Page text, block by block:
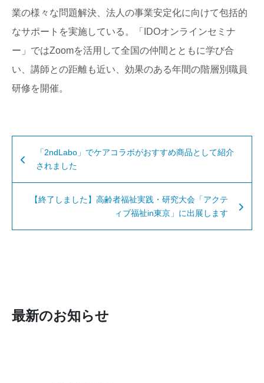
業の様々な問題解決、法人の事業安定化に向けて包括的
なサポートを実施している。「IDOオンラインセミナ
ー」ではZoomを活用して全国の仲間とともに学び合
い、講師との距離も近い、効果のある年間の階層別職員
研修を開催。
「2ndLabo」でケアコラボがおすすめ商品として紹介
されました
【終了しました】高齢者福祉実践・研究大会「アクテ
ィブ福祉in東京」に出展します
最新のお知らせ